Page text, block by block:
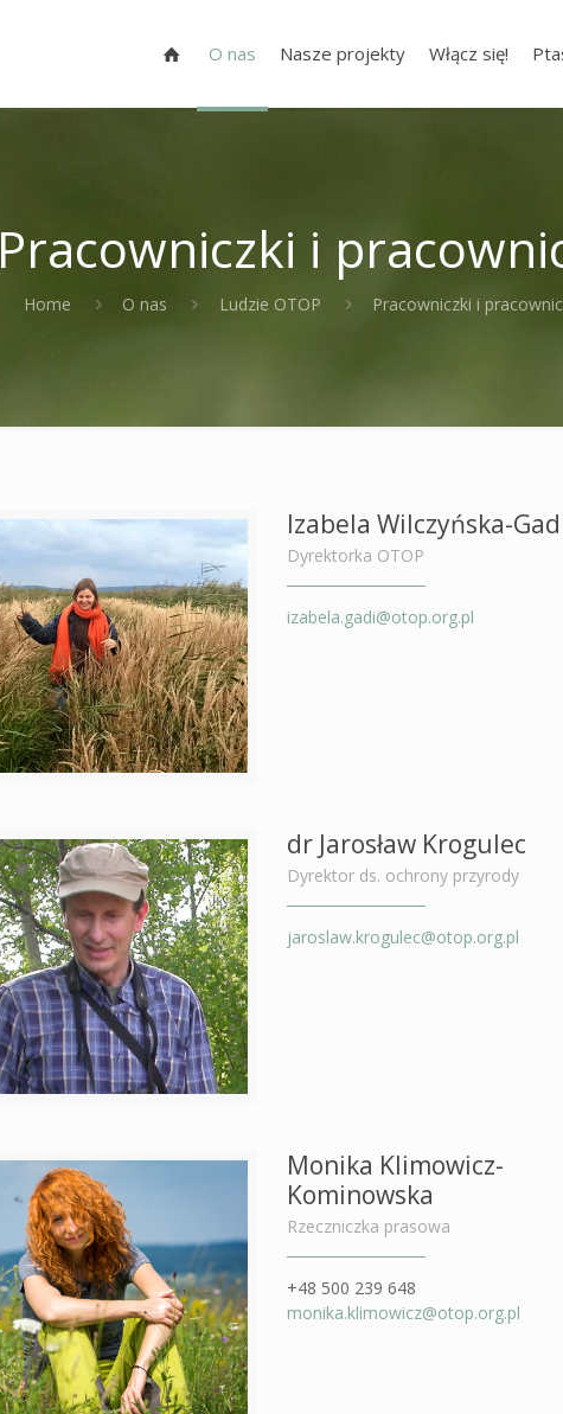
O nas Nasze projekty Włącz się!
Pracowniczki i
Home O nas Ludzie OTOP Pracowniczki i
Izabela Wilczyńska-
Dyrektorka OTOP
izabela.gadi@otop.org.pl
dr Jarosław Krogulec
Dyrektor ds. ochrony przyrody
jaroslaw.krogulec@otop.org.pl
Monika Klimowicz-
Kominowska
Rzeczniczka prasowa
+48 500 239 648
monika.klimowicz@otop.org.pl